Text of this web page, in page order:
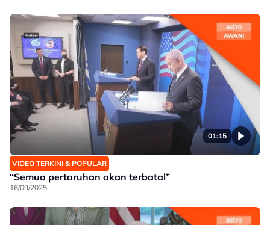
01:15
VIDEO TERKINI & POPULAR
“Semua pertaruhan akan terbatal”
16/09/2025